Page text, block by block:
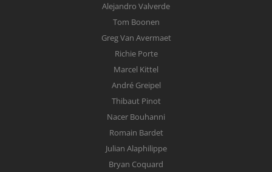
Alejandro Valverde
Tom Boonen
Greg Van Avermaet
Richie Porte
Marcel Kittel
André Greipel
Thibaut Pinot
Nacer Bouhanni
Romain Bardet
Julian Alaphilippe
Bryan Coquard